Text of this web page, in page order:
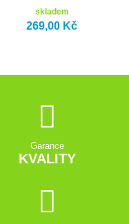
skladem
269,00 Kč
Garance
KVALITY